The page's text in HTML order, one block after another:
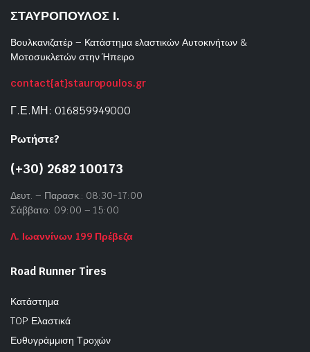
ΣΤΑΥΡΟΠΟΥΛΟΣ Ι.
Βουλκανιζατέρ – Κατάστημα ελαστικών Αυτοκινήτων &
Μοτοσυκλετών στην Ήπειρο
contact{at}stauropoulos.gr
Γ.Ε.ΜΗ: 016859949000
Ρωτήστε?
(+30) 2682 100173
Δευτ. – Παρασκ.: 08:30-17:00
Σάββατο: 09:00 – 15:00
Λ. Ιωαννίνων 199 Πρέβεζα
Road Runner Tires
Κατάστημα
TOP Ελαστικά
Ευθυγράμμιση Τροχών